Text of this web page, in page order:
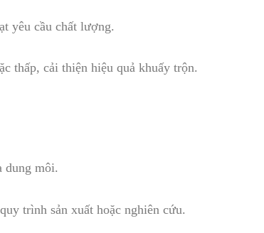
yêu cầu chất lượng.
thấp, cải thiện hiệu quả khuấy trộn.
dung môi.
trình sản xuất hoặc nghiên cứu.